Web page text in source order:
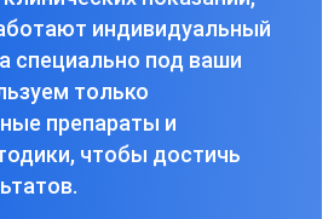
индивидуальный
специально под ваши
только
препараты и
чтобы достичь